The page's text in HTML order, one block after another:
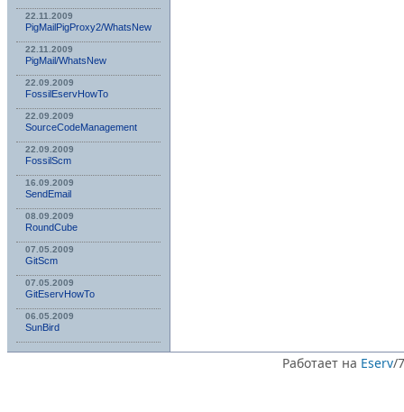
22.11.2009
PigMailPigProxy2/WhatsNew
22.11.2009
PigMail/WhatsNew
22.09.2009
FossilEservHowTo
22.09.2009
SourceCodeManagement
22.09.2009
FossilScm
16.09.2009
SendEmail
08.09.2009
RoundCube
07.05.2009
GitScm
07.05.2009
GitEservHowTo
06.05.2009
SunBird
Работает на Eserv/